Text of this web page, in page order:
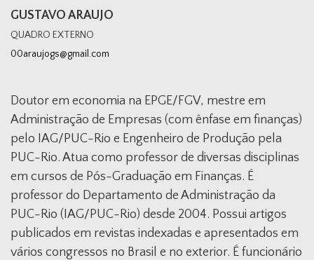
GUSTAVO ARAUJO
QUADRO EXTERNO
00araujogs@gmail.com
Doutor em economia na EPGE/FGV, mestre em
Administração de Empresas (com ênfase em finanças)
pelo IAG/PUC-Rio e Engenheiro de Produção pela
PUC-Rio. Atua como professor de diversas disciplinas
em cursos de Pós-Graduação em Finanças. É
professor do Departamento de Administração da
PUC-Rio (IAG/PUC-Rio) desde 2004. Possui artigos
publicados em revistas indexadas e apresentados em
vários congressos no Brasil e no exterior. É funcionário